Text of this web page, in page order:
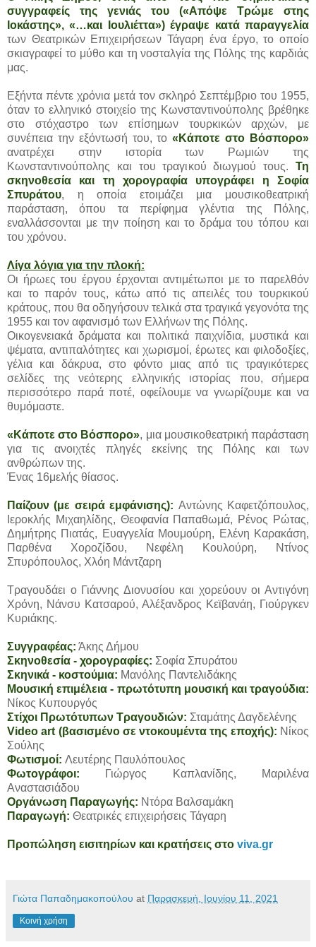
συγγραφείς της γενιάς του («Απόψε Τρώμε στης
Ιοκάστης», «…και Ιουλιέττα») έγραψε κατά παραγγελία
των Θεατρικών Επιχειρήσεων Τάγαρη ένα έργο, το οποίο
σκιαγραφεί το μύθο και τη νοσταλγία της Πόλης της καρδιάς
μας.
Εξήντα πέντε χρόνια μετά τον σκληρό Σεπτέμβριο του 1955,
όταν το ελληνικό στοιχείο της Κωνσταντινούπολης βρέθηκε
στο στόχαστρο των επίσημων τουρκικών αρχών, με
συνέπεια την εξόντωσή του, το«Κάποτε στο Βόσπορο»
ανατρέχει στην ιστορία των Ρωμιών της
Κωνσταντινούπολης και του τραγικού διωγμού τους. Τη
σκηνοθεσία και τη χορογραφία υπογράφει η Σοφία
Σπυράτου, η οποία ετοιμάζει μια μουσικοθεατρική
παράσταση, όπου τα περίφημα γλέντια της Πόλης,
εναλλάσσονται με την ποίηση και το δράμα του τόπου και
του χρόνου.
Λίγα λόγια για την πλοκή:
Οι ήρωες του έργου έρχονται αντιμέτωποι με το παρελθόν
και το παρόν τους, κάτω από τις απειλές του τουρκικού
κράτους, που θα οδηγήσουν τελικά στα τραγικά γεγονότα της
1955 και τον αφανισμό των Ελλήνων της Πόλης.
Οικογενειακά δράματα και πολιτικά παιχνίδια, μυστικά και
ψέματα, αντιπαλότητες και χωρισμοί, έρωτες και φιλοδοξίες,
γέλια και δάκρυα, στο φόντο μιας από τις τραγικότερες
σελίδες της νεότερης ελληνικής ιστορίας που, σήμερα
περισσότερο παρά ποτέ, οφείλουμε να γνωρίζουμε και να
θυμόμαστε.
«Κάποτε στο Βόσπορο», μια μουσικοθεατρική παράσταση
για τις ανοιχτές πληγές εκείνης της Πόλης και των
ανθρώπων της.
Ένας 16μελής θίασος.
Παίζουν (με σειρά εμφάνισης): Αντώνης Καφετζόπουλος,
Ιεροκλής Μιχαηλίδης, Θεοφανία Παπαθωμά, Ρένος Ρώτας,
Δημήτρης Πιατάς, Ευαγγελία Μουμούρη, Ελένη Καρακάση,
Παρθένα Χοροζίδου, Νεφέλη Κουλούρη, Ντίνος
Σπυρόπουλος, Χλόη Μάντζαρη
Τραγουδάει ο Γιάννης Διονυσίου και χορεύουν οι Αντιγόνη
Χρόνη, Νάνσυ Κατσαρού, Αλέξανδρος Κεϊβανάη, Γιούργκεν
Κυριάκης.
Συγγραφέας: Άκης Δήμου
Σκηνοθεσία - χορογραφίες: Σοφία Σπυράτου
Σκηνικά - κοστούμια: Μανόλης Παντελιδάκης
Μουσική επιμέλεια - πρωτότυπη μουσική και τραγούδια:
Νίκος Κυπουργός
Στίχοι Πρωτότυπων Τραγουδιών: Σταμάτης Δαγδελένης
Video art (βασισμένο σε ντοκουμέντα της εποχής): Νίκος
Σούλης
Φωτισμοί: Λευτέρης Παυλόπουλος
Φωτογράφοι: Γιώργος Καπλανίδης, Μαριλένα
Αναστασιάδου
Οργάνωση Παραγωγής: Ντόρα Βαλσαμάκη
Παραγωγή: Θεατρικές επιχειρήσεις Τάγαρη
Προπώληση εισιτηρίων και κρατήσεις στο viva.gr
Γιώτα Παπαδημακοπούλου at Παρασκευή, Ιουνίου 11, 2021
Κοινή χρήση